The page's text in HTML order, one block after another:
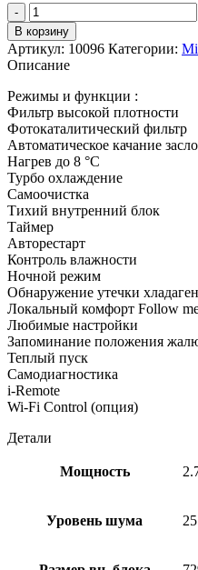
Количество
товара
Midea
MSAG1-
09HRN1-
I
/
MSAG1-
09HRN1-
O
В корзину
Артикул: 10096 Категории:
Описание
Режимы и функции :
Фильтр высокой плотности
Фотокаталитический фильтр
Автоматическое качание
Нагрев до 8 °С
Турбо охлаждение
Самоочистка
Тихий внутренний блок
Таймер
Авторестарт
Контроль влажности
Ночной режим
Обнаружение утечки
Локальный комфорт Follow
Любимые настройки
Запоминание положения
Теплый пуск
Самодиагностика
i-Remote
Wi-Fi Control (опция)
Детали
Мощность
Уровень шума 25